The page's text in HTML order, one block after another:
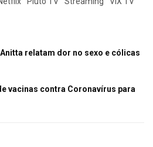
relatam dor no sexo e cólicas
vacinas contra Coronavírus para